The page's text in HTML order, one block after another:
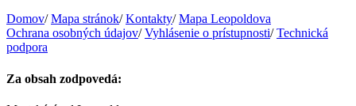
Domov/ Mapa stránok/ Kontakty/ Mapa Leopoldova
Ochrana osobných údajov/ Vyhlásenie o prístupnosti/ Technická
podpora
Za obsah zodpovedá: